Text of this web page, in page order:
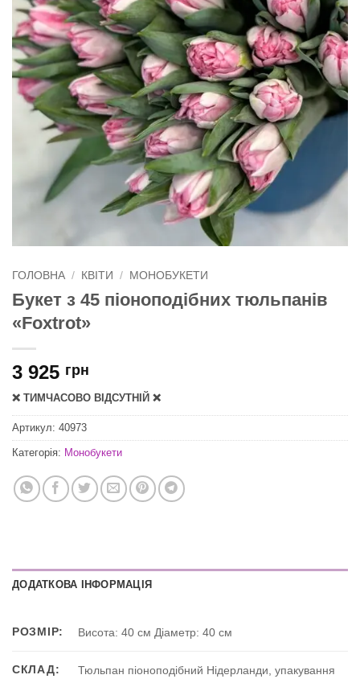
ГОЛОВНА / КВІТИ / МОНОБУКЕТИ
Букет з 45 піоноподібних тюльпанів
«Foxtrot»
3 925 грн
❌ ТИМЧАСОВО ВІДСУТНІЙ ❌
Артикул: 40973
Категорія: Монобукети
ДОДАТКОВА ІНФОРМАЦІЯ
РОЗМІР: Висота: 40 см Діаметр: 40 см
СКЛАД: Тюльпан піоноподібний Нідерланди, упакування